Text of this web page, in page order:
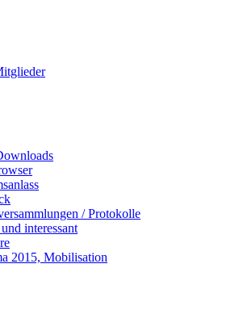
/ Protokolle
interessant
2015, Mobilisation